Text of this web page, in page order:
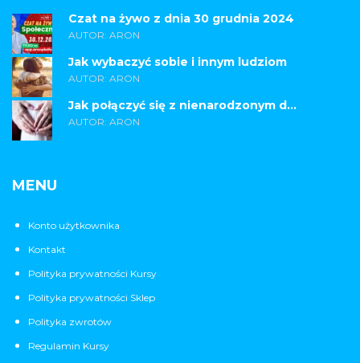
Czat na żywo z dnia 30 grudnia 2024
AUTOR: ARON
Jak wybaczyć sobie i innym ludziom
AUTOR: ARON
Jak połączyć się z nienarodzonym d...
AUTOR: ARON
MENU
Konto użytkownika
Kontakt
Polityka prywatności Kursy
Polityka prywatności Sklep
Polityka zwrotów
Regulamin Kursy